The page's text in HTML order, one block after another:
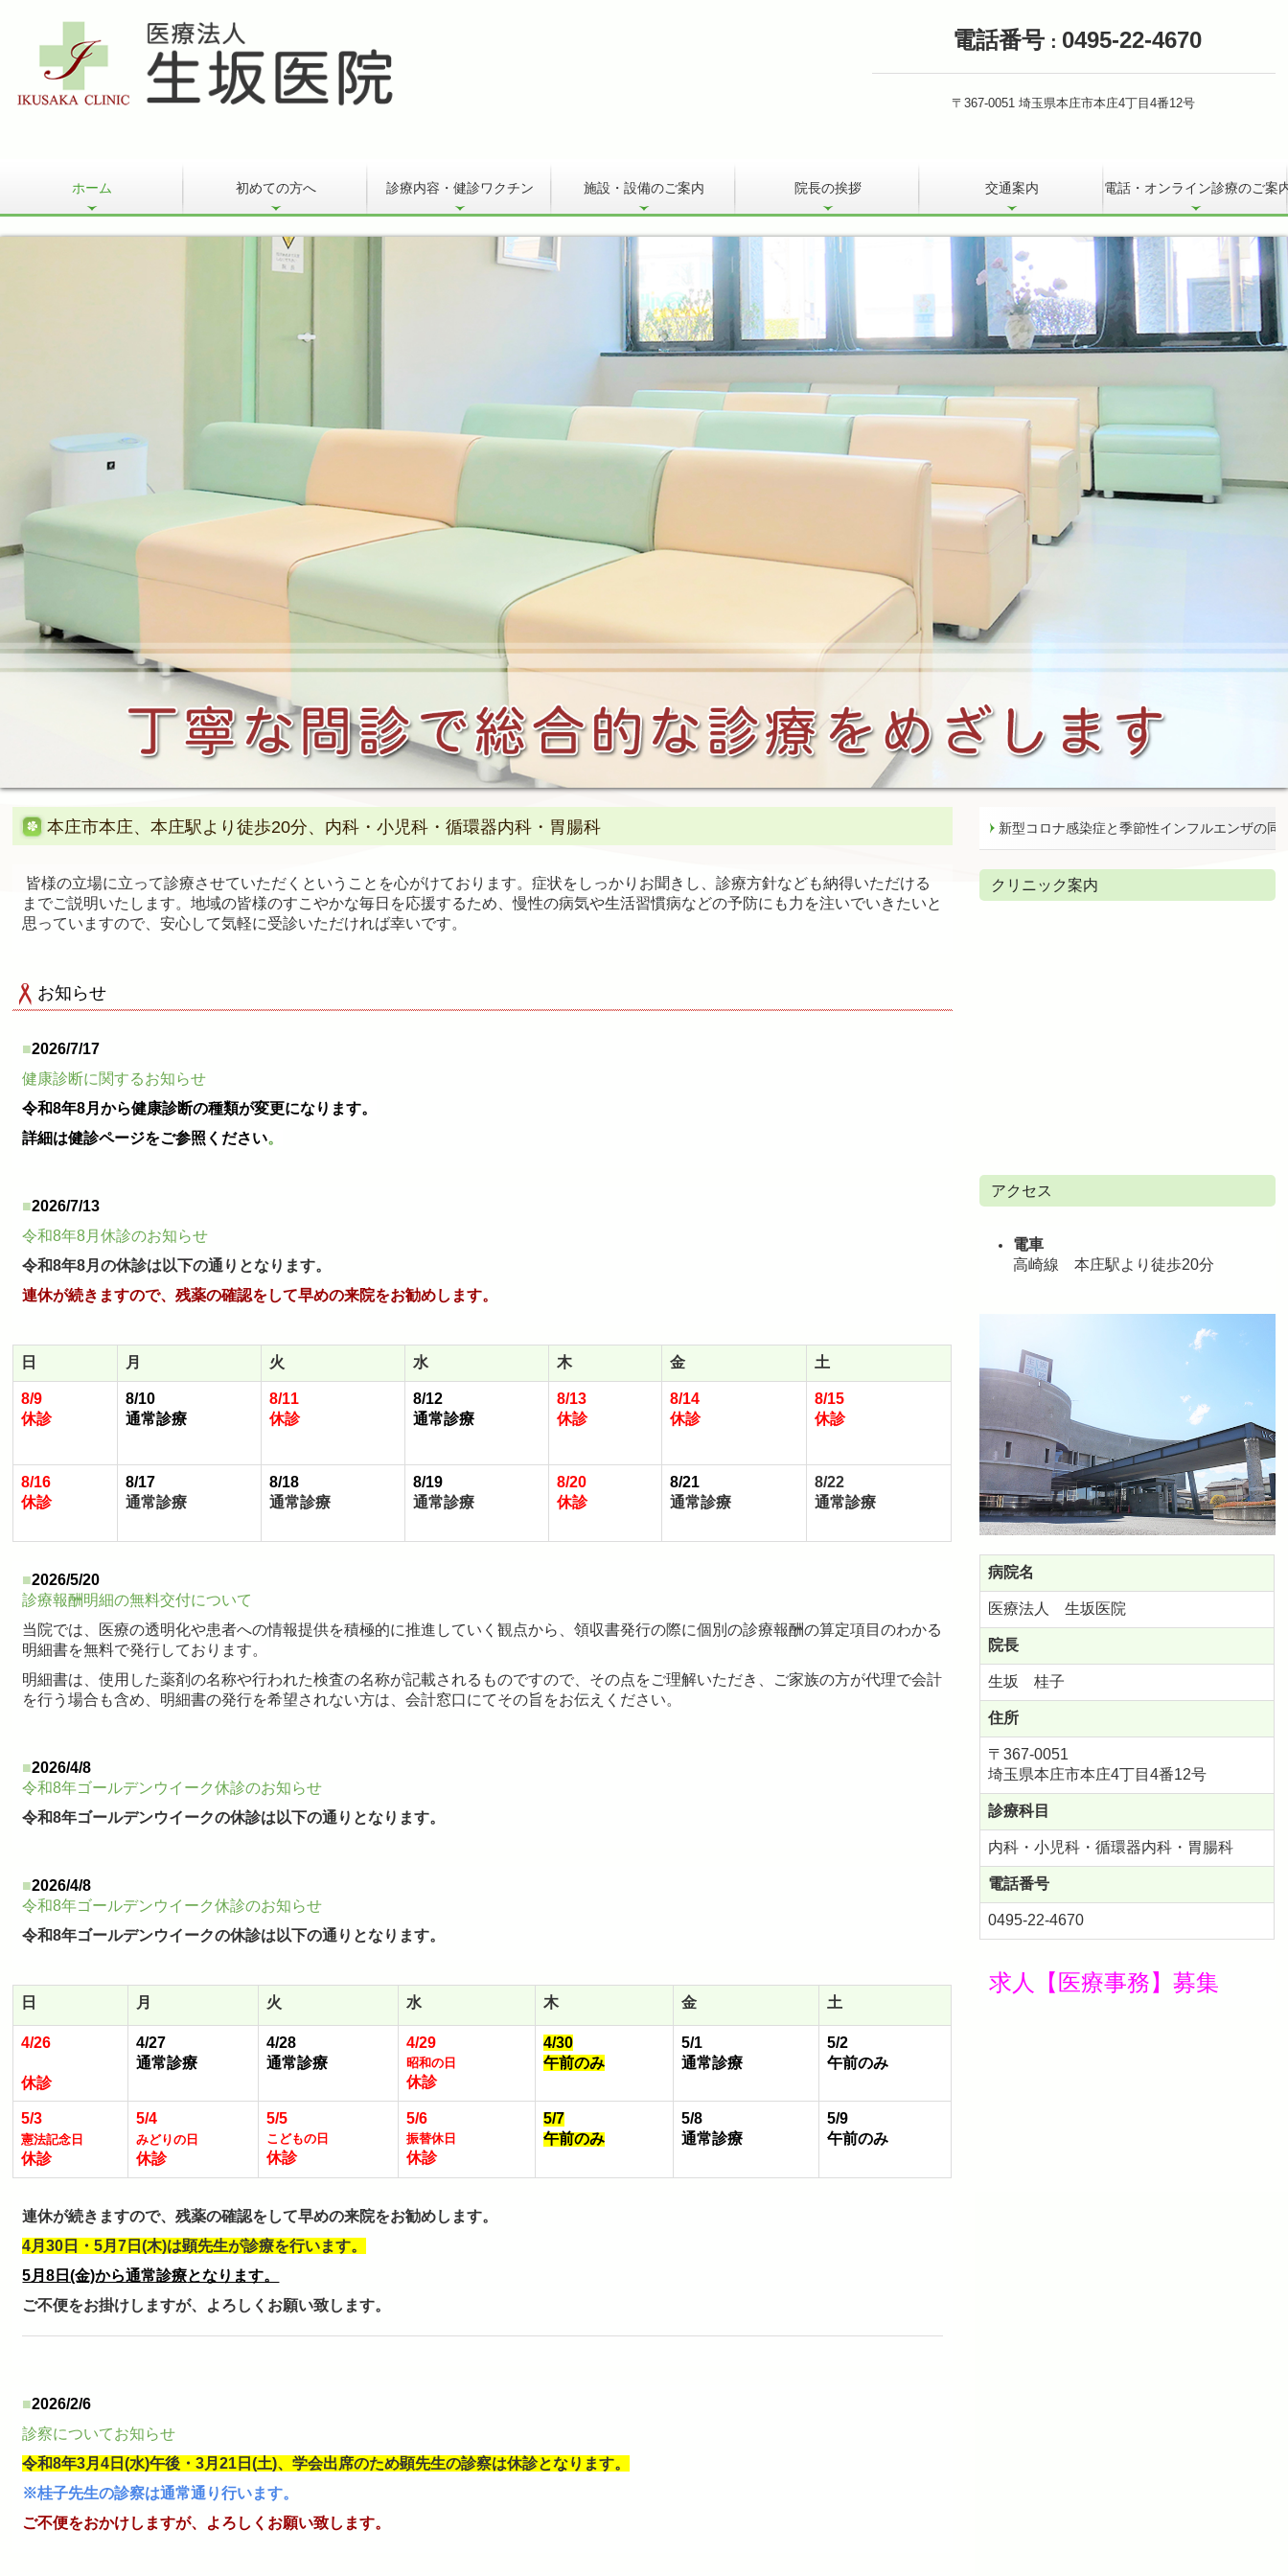
電話番号： 0495-22-4670
〒367-0051埼玉県本庄市本庄4丁目4番12号
ホーム 初めての方へ 診療内容・健診ワクチン 施設・設備のご案内 院長の挨拶 交通案内 電話・オンライン診療のご案
本庄市本庄、本庄駅より徒歩20分、内科・小児科・循環器内科・胃腸科
皆様の立場に立って診療させていただくということを心がけております。症状をしっかりお聞きし、診療方針なども納得いただける
までご説明いたします。地域の皆様のすこやかな毎日を応援するため、慢性の病気や生活習慣病などの予防にも力を注いでいきたいと
思っていますので、安心して気軽に受診いただければ幸いです。
お知らせ
■2026/7/17
健康診断に関するお知らせ
令和8年8月から健康診断の種類が変更になります。
詳細は健診ページをご参照ください。
■2026/7/13
令和8年8月休診のお知らせ
令和8年8月の休診は以下の通りとなります。
連休が続きますので、残薬の確認をして早めの来院をお勧めします。
日 月 火 水 木 金 土
8/9
休診
8/10
通常診療
8/11
休診
8/12
通常診療
8/13
休診
8/14
休診
8/15
休診
8/16
休診
8/17
通常診療
8/18
通常診療
8/19
通常診療
8/20
休診
8/21
通常診療
8/22
通常診療
■2026/5/20
診療報酬明細の無料交付について
当院では、医療の透明化や患者への情報提供を積極的に推進していく観点から、領収書発行の際に個別の診療報酬の算定項目のわかる
明細書を無料で発行しております。
明細書は、使用した薬剤の名称や行われた検査の名称が記載されるものですので、その点をご理解いただき、ご家族の方が代理で会計
を行う場合も含め、明細書の発行を希望されない方は、会計窓口にてその旨をお伝えください。
■2026/4/8
令和8年ゴールデンウイーク休診のお知らせ
令和8年ゴールデンウイークの休診は以下の通りとなります。
■2026/4/8
令和8年ゴールデンウイーク休診のお知らせ
令和8年ゴールデンウイークの休診は以下の通りとなります。
日 月 火 水 木 金 土
4/26
休診
4/27
通常診療
4/28
通常診療
4/29
昭和の日
休診
4/30
午前のみ
5/1
通常診療
5/2
午前のみ
5/3
憲法記念日
休診
5/4
みどりの日
休診
5/5
こどもの日
休診
5/6
振替休日
休診
5/7
午前のみ
5/8
通常診療
5/9
午前のみ
連休が続きますので、残薬の確認をして早めの来院をお勧めします。
4月30日・5月7日(木)は顕先生が診療を行います。
5月8日(金)から通常診療となります。
ご不便をお掛けしますが、よろしくお願い致します。
■2026/2/6
診察についてお知らせ
令和8年3月4日(水)午後・3月21日(土)、学会出席のため顕先生の診察は休診となります。
※桂子先生の診察は通常通り行います。
ご不便をおかけしますが、よろしくお願い致します。
新型コロナ感染症と季節性インフルエンザの同
クリニック案内
アクセス
電車
高崎線 本庄駅より徒歩20分
病院名
医療法人 生坂医院
院長
生坂 桂子
住所
〒367-0051
埼玉県本庄市本庄4丁目4番12号
診療科目
内科・小児科・循環器内科・胃腸科
電話番号
0495-22-4670
求人【医療事務】募集